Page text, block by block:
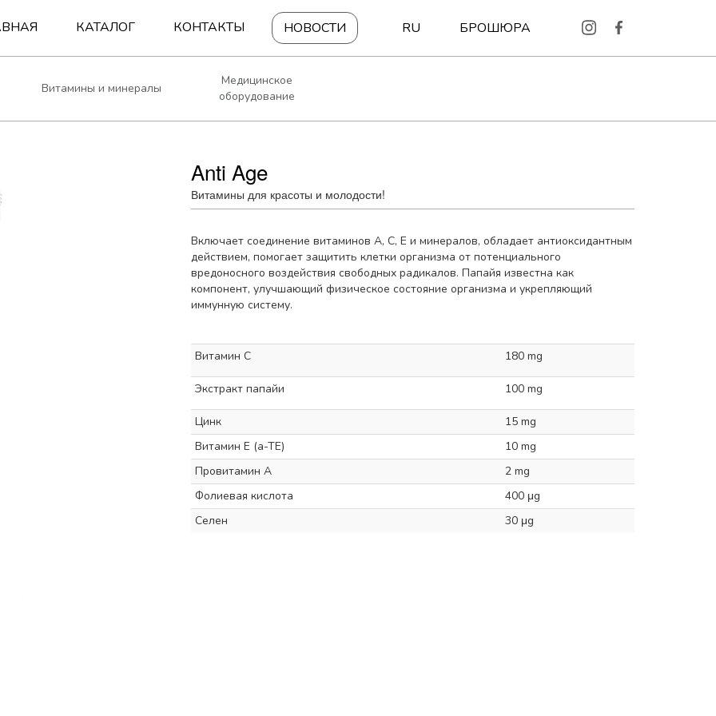
КАТАЛОГ КОНТАКТЫ НОВОСТИ RU БРОШЮРА
Витамины и минералы
Медицинское
оборудование
Anti Age
Витамины для красоты и молодости!
Включает соединение витаминов А, С, Е и минералов, обладает антиоксидантным
действием, помогает защитить клетки организма от потенциального
вредоносного воздействия свободных радикалов. Папайя известна как
компонент, улучшающий физическое состояние организма и укрепляющий
иммунную систему.
Витамин C 180 mg
Экстракт папайи 100 mg
Цинк
15 mg
Витамин Е (a-TE)
10 mg
Провитамин A
2 mg
Фолиевая кислота
400 μg
Селен
30 μg